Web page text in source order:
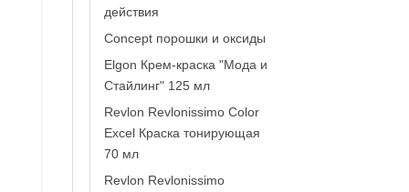
действия
Concept порошки и оксиды
Elgon Крем-краска "Мода и
Стайлинг" 125 мл
Revlon Revlonissimo Color
Excel Краска тонирующая
70 мл
Revlon Revlonissimo